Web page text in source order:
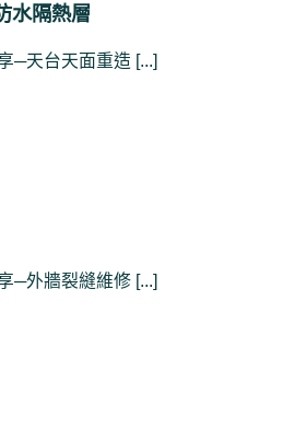
水隔熱層
─天台天面重造 [...]
─外牆裂縫維修 [...]